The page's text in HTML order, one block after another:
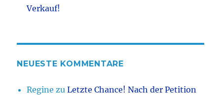
Verkauf!
NEUESTE KOMMENTARE
Regine zuLetzte Chance! Nach der Petition